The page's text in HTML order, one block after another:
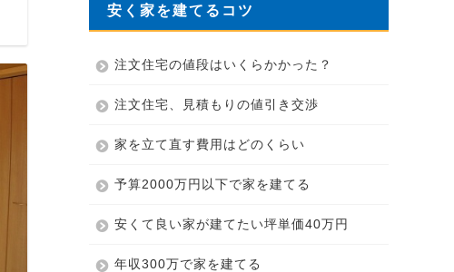
安く家を建てるコツ
注文住宅の値段はいくらかかった？
注文住宅、見積もりの値引き交渉
家を立て直す費用はどのくらい
予算2000万円以下で家を建てる
安くて良い家が建てたい坪単価40万円
年収300万で家を建てる